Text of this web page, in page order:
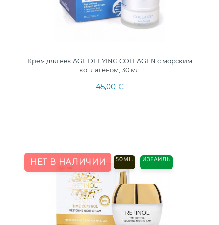
Крем для век AGE DEFYING COLLAGEN с морским
коллагеном, 30 мл
45,00 €
НЕТ В НАЛИЧИИ 50ML. ИЗРАИЛЬ